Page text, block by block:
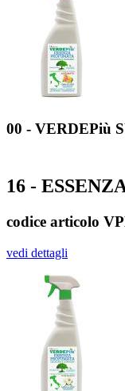
00 - VERDEPiù
16 -
codice articolo
vedi dettagli